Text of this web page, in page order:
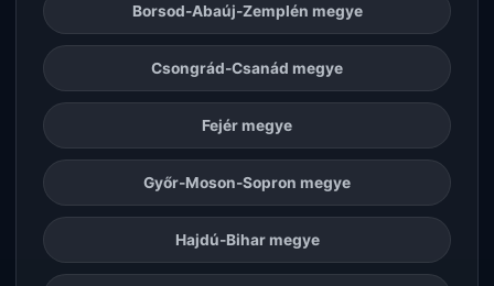
Borsod-Abaúj-Zemplén megye
Csongrád-Csanád megye
Fejér megye
Győr-Moson-Sopron megye
Hajdú-Bihar megye